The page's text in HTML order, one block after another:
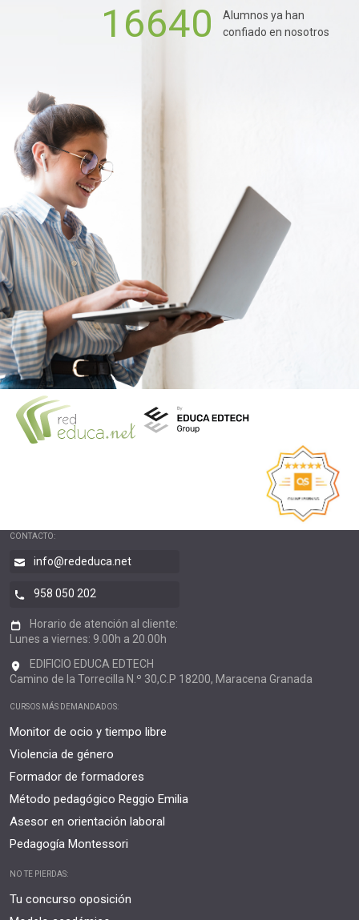
16640
Alumnos ya han
confiado en nosotros
CONTACTO:
info@rededuca.net
958 050 202
Horario de atención al cliente:
Lunes a viernes: 9.00h a 20.00h
EDIFICIO EDUCA EDTECH
Camino de la Torrecilla N.º 30,C.P 18200, Maracena Granada
CURSOS MÁS DEMANDADOS:
Monitor de ocio y tiempo libre
Violencia de género
Formador de formadores
Método pedagógico Reggio Emilia
Asesor en orientación laboral
Pedagogía Montessori
NO TE PIERDAS:
Tu concurso oposición